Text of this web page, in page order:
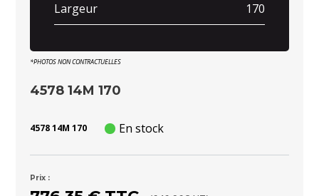
Largeur 170
*PHOTOS NON CONTRACTUELLES
4578 14M 170
4578 14M 170 En stock
Prix :